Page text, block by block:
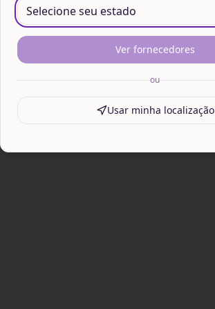
Selecione seu estado
Ver fornecedores
ou
Usar minha localização